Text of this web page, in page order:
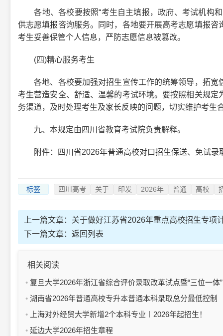
各地、各校要按照“考生自主填报，政府、考试机构和
供志愿填报咨询服务。同时，各地要开展高考志愿填报
考生妥善保管个人信息，严防志愿信息被篡改。
(四)精心服务考生
各地、各校要加强对招生宣传工作的统筹领导，拓宽
考生营造安全、舒适、温馨的考试环境。要按照相关规
务渠道，及时处理考生及家长反映的问题，切实维护考生
九、本规定由四川省教育考试院负责解释。
附件：四川省2026年普通高校对口招生保送、免试录
标签 四川高考 关于 印发 2026年 普通 高校
上一篇文章： 关于做好江苏省2026年重点高校招生专项
下一篇文章： 返回列表
相关阅读
复旦大学2026年浙江省综合评价录取改革试点暨“三位一体”
综合评价招生简章
湖南省2026年普通高校专升本普通本科录取总分最低控制
分数线公布
上海对外经贸大学新增2个本科专业︱2026年起招生！
延边大学2026年招生章程